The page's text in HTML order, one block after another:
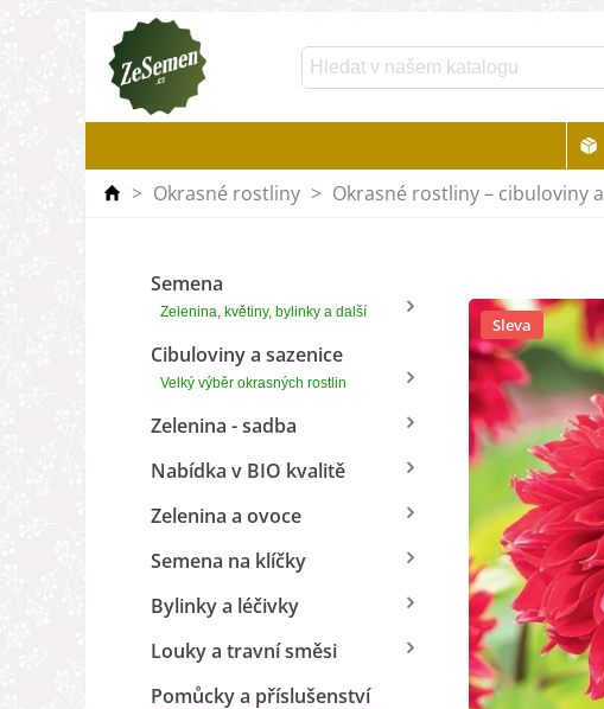
> Okrasné rostliny > Okrasné rostliny – cibuloviny
Semena
Zelenina, květiny, bylinky a další
Cibuloviny a sazenice
Velký výběr okrasných rostlin
Zelenina - sadba
Nabídka v BIO kvalitě
Zelenina a ovoce
Semena na klíčky
Bylinky a léčivky
Louky a travní směsi
Pomůcky a příslušenství
Sleva